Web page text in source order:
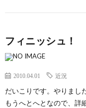
フィニッシュ！
2010.04.01 近況
だいこりです。やりまし
もうへとへとなので、詳